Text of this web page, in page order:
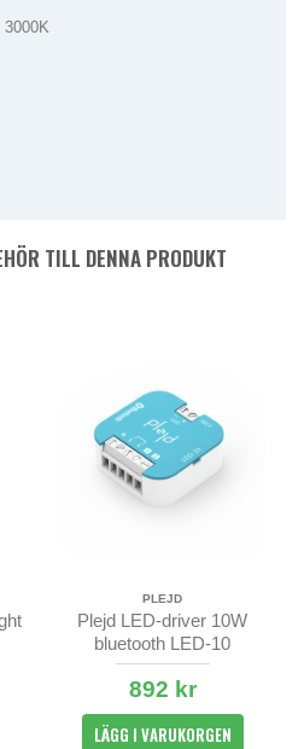
3000K
TILL DENNA PRODUKT
PLEJD
Plejd LED-driver 10W
bluetooth LED-10
892 kr
LÄGG I VARUKORGEN